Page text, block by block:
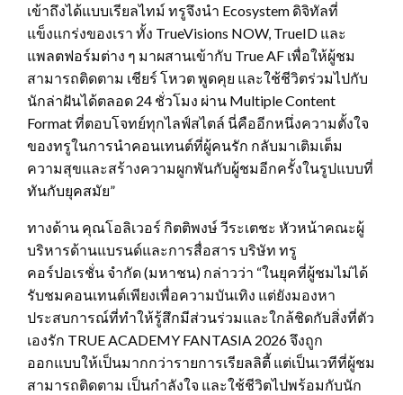
เข้าถึงได้แบบเรียลไทม์ ทรูจึงนำ Ecosystem ดิจิทัลที่
แข็งแกร่งของเรา ทั้ง TrueVisions NOW, TrueID และ
แพลตฟอร์มต่าง ๆ มาผสานเข้ากับ True AF เพื่อให้ผู้ชม
สามารถติดตาม เชียร์ โหวต พูดคุย และใช้ชีวิตร่วมไปกับ
นักล่าฝันได้ตลอด 24 ชั่วโมง ผ่าน Multiple Content
Format ที่ตอบโจทย์ทุกไลฟ์สไตล์ นี่คืออีกหนึ่งความตั้งใจ
ของทรูในการนำคอนเทนต์ที่ผู้คนรัก กลับมาเติมเต็ม
ความสุขและสร้างความผูกพันกับผู้ชมอีกครั้งในรูปแบบที่
ทันกับยุคสมัย”
ทางด้าน คุณโอลิเวอร์ กิตติพงษ์ วีระเตชะ หัวหน้าคณะผู้
บริหารด้านแบรนด์และการสื่อสาร บริษัท ทรู
คอร์ปอเรชั่น จำกัด (มหาชน) กล่าวว่า “ในยุคที่ผู้ชมไม่ได้
รับชมคอนเทนต์เพียงเพื่อความบันเทิง แต่ยังมองหา
ประสบการณ์ที่ทำให้รู้สึกมีส่วนร่วมและใกล้ชิดกับสิ่งที่ตัว
เองรัก TRUE ACADEMY FANTASIA 2026 จึงถูก
ออกแบบให้เป็นมากกว่ารายการเรียลลิตี้ แต่เป็นเวทีที่ผู้ชม
สามารถติดตาม เป็นกำลังใจ และใช้ชีวิตไปพร้อมกับนัก